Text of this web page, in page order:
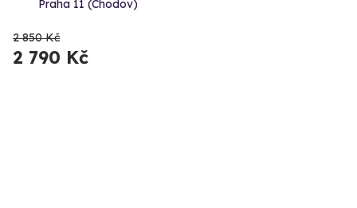
Praha 11 (Chodov)
2 850 Kč
2 790 Kč